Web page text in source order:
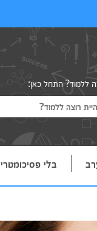
ללמוד? התחל כאן:
בלי פסיכומטרי